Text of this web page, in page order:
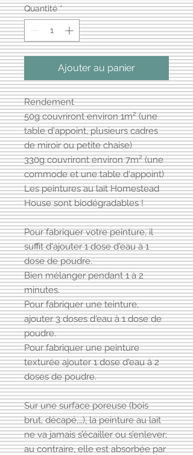
Quantité *
Ajouter au panier
Rendement
50g couvriront environ 1m² (une
table d'appoint, plusieurs cadres
de miroir ou petite chaise)
330g couvriront environ 7m² (une
commode et une table d'appoint)
Les peintures au lait Homestead
House sont biodégradables !
Pour fabriquer votre peinture, il
suffit d'ajouter 1 dose d'eau à 1
dose de poudre.
Bien mélanger pendant 1 à 2
minutes.
Pour fabriquer une teinture,
ajouter 3 doses d'eau à 1 dose de
poudre.
Pour fabriquer une peinture
texturée ajouter 1 dose d'eau à 2
doses de poudre.
Sur une surface poreuse (bois
brut, décapé,…), la peinture au lait
ne va jamais s’écailler ou s’enlever;
au contraire, elle est absorbée par